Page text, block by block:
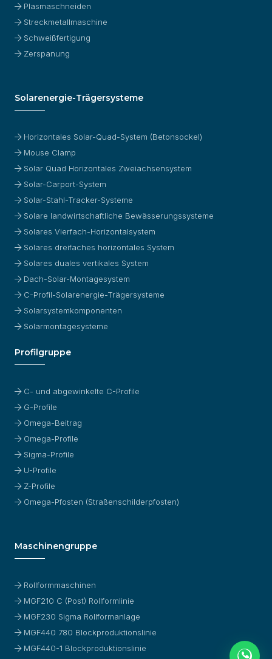
Plasmaschneiden
Streckmetallmaschine
Schweißfertigung
Zerspanung
Solarenergie-Trägersysteme
Horizontales Solar-Quad-System (Betonsockel)
Mouse Clamp
Solar Quad Horizontales Zweiachsensystem
Solar-Carport-System
Solar-Stahl-Tracker-Systeme
Solare landwirtschaftliche Bewässerungssysteme
Solares Vierfach-Horizontalsystem
Solares dreifaches horizontales System
Solares duales vertikales System
Dach-Solar-Montagesystem
C-Profil-Solarenergie-Trägersysteme
Solarsystemkomponenten
Solarmontagesysteme
Profilgruppe
C- und abgewinkelte C-Profile
G-Profile
Omega-Beitrag
Omega-Profile
Sigma-Profile
U-Profile
Z-Profile
Omega-Pfosten (Straßenschilderpfosten)
Maschinengruppe
Rollformmaschinen
MGF210 C (Post) Rollformlinie
MGF230 Sigma Rollformanlage
MGF440 780 Blockproduktionslinie
MGF440-1 Blockproduktionslinie